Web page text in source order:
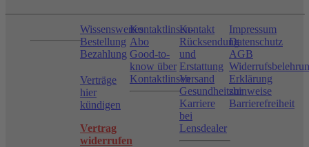
Wissenswertes
Bestellung
Bezahlung
Verträge
hier
kündigen
Vertrag
widerrufen
Kontaktlinsen-
Abo
Good-to-
know über
Kontaktlinsen
Kontakt
Rücksendung
und
Erstattung
Versand
Gesundheitshinweise
Karriere
bei
Lensdealer
Impressum
Datenschutz
AGB
Erklärung
zur
Barrierefreiheit